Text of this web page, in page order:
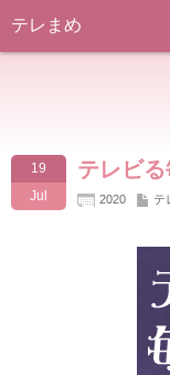
テレまめ
19
Jul
テレビ
2020 テ